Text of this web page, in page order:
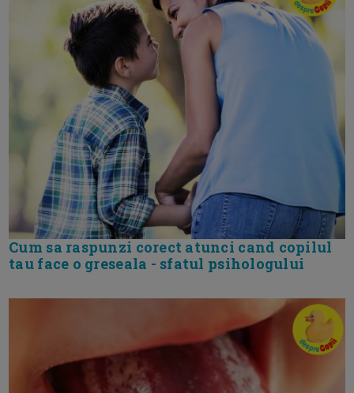
Cum sa raspunzi corect atunci cand copilul
tau face o greseala - sfatul psihologului